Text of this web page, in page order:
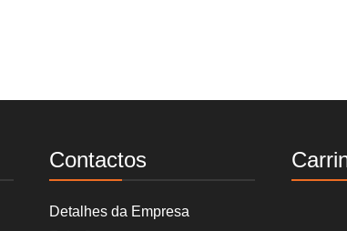
Contactos
Detalhes da Empresa